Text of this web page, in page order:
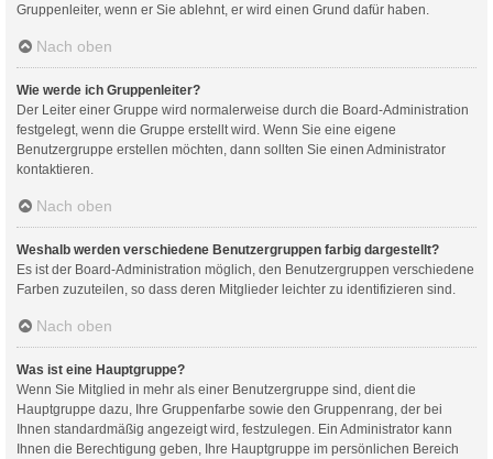
Gruppenleiter, wenn er Sie ablehnt, er wird einen Grund dafür haben.
Nach oben
Wie werde ich Gruppenleiter?
Der Leiter einer Gruppe wird normalerweise durch die Board-Administration
festgelegt, wenn die Gruppe erstellt wird. Wenn Sie eine eigene
Benutzergruppe erstellen möchten, dann sollten Sie einen Administrator
kontaktieren.
Nach oben
Weshalb werden verschiedene Benutzergruppen farbig dargestellt?
Es ist der Board-Administration möglich, den Benutzergruppen verschiedene
Farben zuzuteilen, so dass deren Mitglieder leichter zu identifizieren sind.
Nach oben
Was ist eine Hauptgruppe?
Wenn Sie Mitglied in mehr als einer Benutzergruppe sind, dient die
Hauptgruppe dazu, Ihre Gruppenfarbe sowie den Gruppenrang, der bei
Ihnen standardmäßig angezeigt wird, festzulegen. Ein Administrator kann
Ihnen die Berechtigung geben, Ihre Hauptgruppe im persönlichen Bereich